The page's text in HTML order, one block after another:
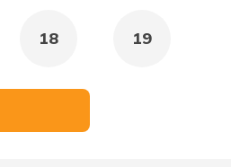
18 19